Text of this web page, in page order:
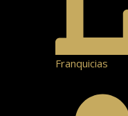
Franquicias